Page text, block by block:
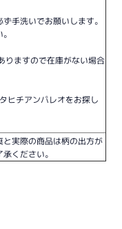
手洗いでお願いします。
りますので在庫がない場合
ヒチアンパレオをお探し
実際の商品は柄の出方が
ください。